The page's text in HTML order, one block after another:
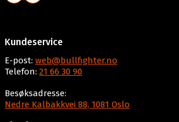
Kundeservice
E-post: web@bullfighter.no
Telefon: 21 66 30 90
Besøksadresse:
Nedre Kalbakkvei 88, 1081 Oslo